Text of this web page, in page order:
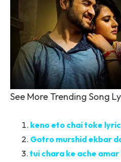
See More Trending Song
keno eto chai toke
Gotro murshid ekbar
tui chara ke ache